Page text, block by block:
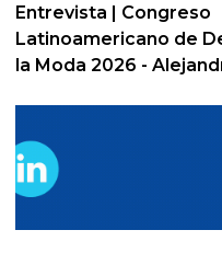
Entrevista | Congreso
Latinoamericano de
la Moda 2026 -